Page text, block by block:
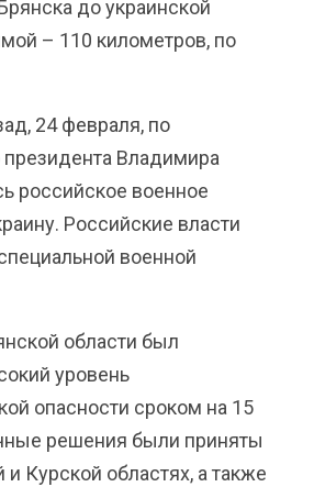
до украинской
– 110 километров, по
24 февраля, по
Владимира
российское военное
Российские власти
военной
области был
уровень
опасности сроком на 15
решения были приняты
и Курской областях, а также